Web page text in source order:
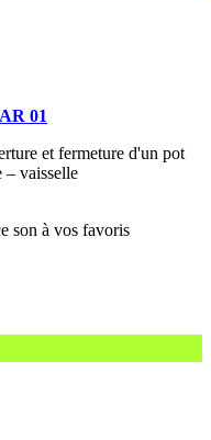
01
et fermeture d'un pot
– vaisselle